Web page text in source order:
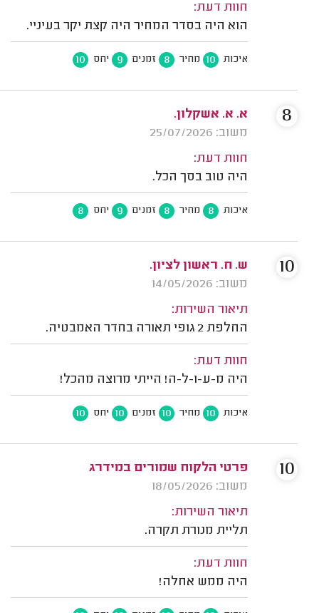
חוות דעת:
הוא היה בסדר המחיר היה קצת יקר בעיניי.
איכות 10 מחיר 8 זמנים 9 יחס 10
א. א. אשקלון.
משוב: 25/07/2026
חוות דעת:
היה טוב בסך הכל.
איכות 8 מחיר 8 זמנים 9 יחס 8
8
ש. ח. ראשון לציון.
משוב: 14/05/2026
תיאור השירות:
החלפת 2 גופי תאורה בחדר האמבטיה.
חוות דעת:
היה מ-ע-ו-ל-ה! הייתי מרוצה מהכל!
איכות 10 מחיר 10 זמנים 10 יחס 10
10
פרטי הלקוח שמורים במידרג
משוב: 18/05/2026
תיאור השירות:
תליית מנורת תקרה.
חוות דעת:
היה ממש אחלה!
10